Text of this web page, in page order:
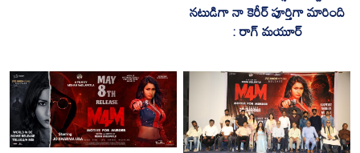
నటుడిగా నా కెరీర్ పూర్తిగా మారింది
: రాగ్ మ‌యూర్‌